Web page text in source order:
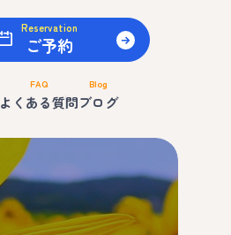
Reservation
ご予約
FAQ
よくある質問
Blog
ブログ